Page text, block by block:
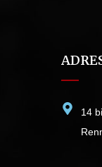
14